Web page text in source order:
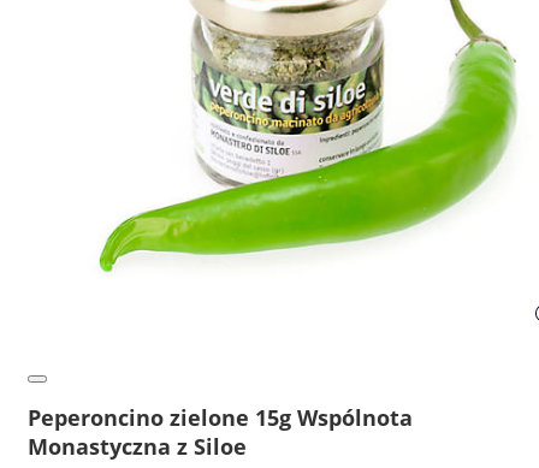
Peperoncino zielone 15g Wspólnota
Monastyczna z Siloe